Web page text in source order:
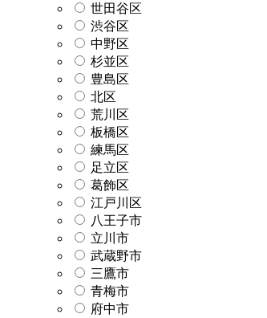
世田谷区
渋谷区
中野区
杉並区
豊島区
北区
荒川区
板橋区
練馬区
足立区
葛飾区
江戸川区
八王子市
立川市
武蔵野市
三鷹市
青梅市
府中市